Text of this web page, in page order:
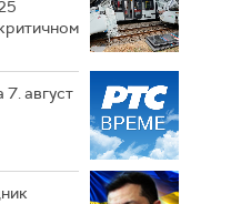
август